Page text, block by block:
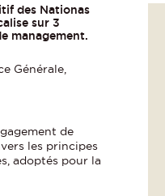
des Nationas
sur 3
management.
Générale,
de
les principes
adoptés pour la